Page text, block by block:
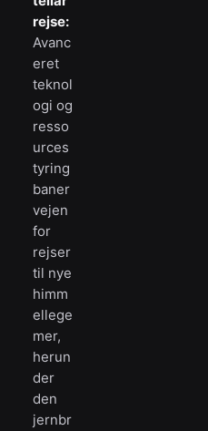
rejse:
Avanc
eret
teknol
ogi og
resso
urces
tyring
baner
vejen
for
rejser
til nye
himm
ellege
mer,
herun
der
den
jernbr